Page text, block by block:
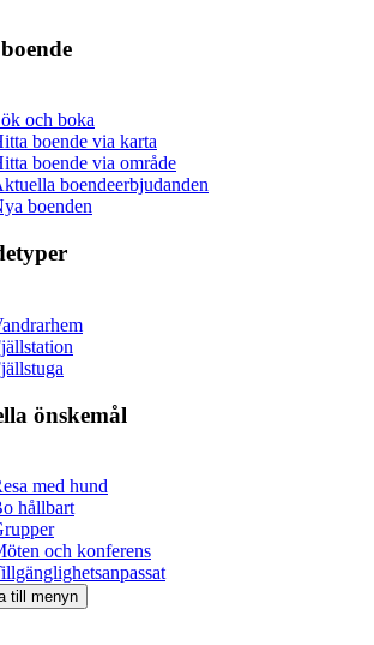
och boka
boende via karta
boende via område
boendeerbjudanden
boenden
önskemål
med hund
hållbart
och konferens
till menyn